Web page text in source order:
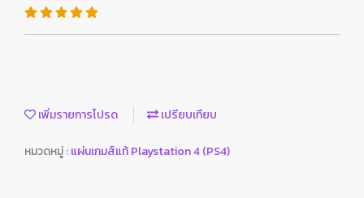
เพิ่มรายการโปรด เปรียบเทียบ
หมวดหมู่ :แผ่นเกมส์แท้ Playstation 4 (PS4)